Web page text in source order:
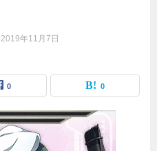
2019年11月7日
0 0